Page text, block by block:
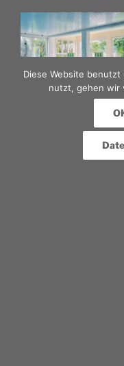
Diese Website
nutzt, gehen wir